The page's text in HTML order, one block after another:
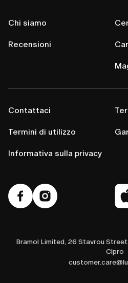
Chi siamo
Recensioni
Contattaci
Termini di utilizzo
Informativa sulla privacy
Bramol Limited, 26 Stavrou
Cipro